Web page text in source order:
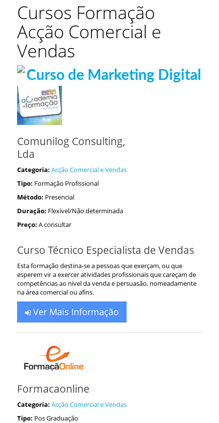
Cursos Formação
Acção Comercial e
Vendas
Comunilog Consulting,
Lda
Categoria: Acção Comercial e Vendas
Tipo: Formação Profissional
Método: Presencial
Duração: Flexível/Não determinada
Preço: A consultar
Curso Técnico Especialista de Vendas
Esta formação destina-se a pessoas que exerçam, ou que
esperem vir a exercer atividades profissionais que careçam de
competências ao nível da venda e persuasão, nomeadamente
na área comercial ou afins.
Ver Mais Informação
Formacaonline
Categoria: Acção Comercial e Vendas
Tipo: Pos Graduação